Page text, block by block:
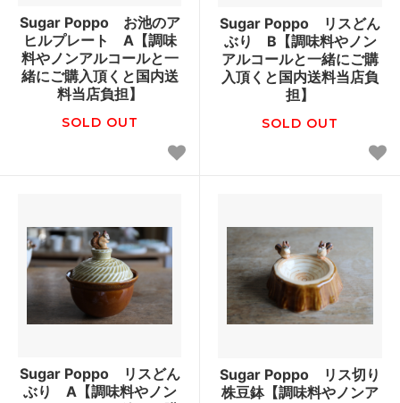
Sugar Poppo お池のア
ヒルプレート A【調味
料やノンアルコールと一
緒にご購入頂くと国内送
料当店負担】
SOLD OUT
Sugar Poppo リスどん
ぶり B【調味料やノン
アルコールと一緒にご購
入頂くと国内送料当店負
担】
SOLD OUT
Sugar Poppo リスどん
ぶり A【調味料やノン
Sugar Poppo リス切り
株豆鉢【調味料やノンア